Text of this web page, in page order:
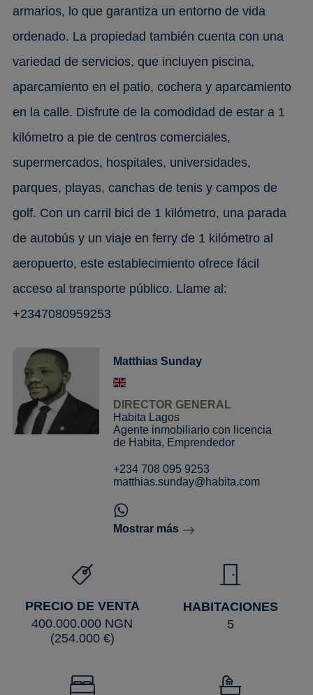
armarios, lo que garantiza un entorno de vida
ordenado. La propiedad también cuenta con una
variedad de servicios, que incluyen piscina,
aparcamiento en el patio, cochera y aparcamiento
en la calle. Disfrute de la comodidad de estar a 1
kilómetro a pie de centros comerciales,
supermercados, hospitales, universidades,
parques, playas, canchas de tenis y campos de
golf. Con un carril bici de 1 kilómetro, una parada
de autobús y un viaje en ferry de 1 kilómetro al
aeropuerto, este establecimiento ofrece fácil
acceso al transporte público. Llame al:
+2347080959253
Matthias Sunday
DIRECTOR GENERAL
Habita Lagos
Agente inmobiliario con licencia
de Habita, Emprendedor
+234 708 095 9253
matthias.sunday@habita.com
Mostrar más
PRECIO DE VENTA
400.000.000 NGN
(254.000 €)
HABITACIONES
5